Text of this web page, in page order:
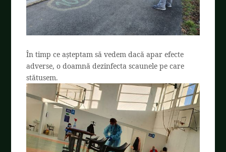
În timp ce așteptam să vedem dacă apar efecte
adverse, o doamnă dezinfecta scaunele pe care
stătusem.